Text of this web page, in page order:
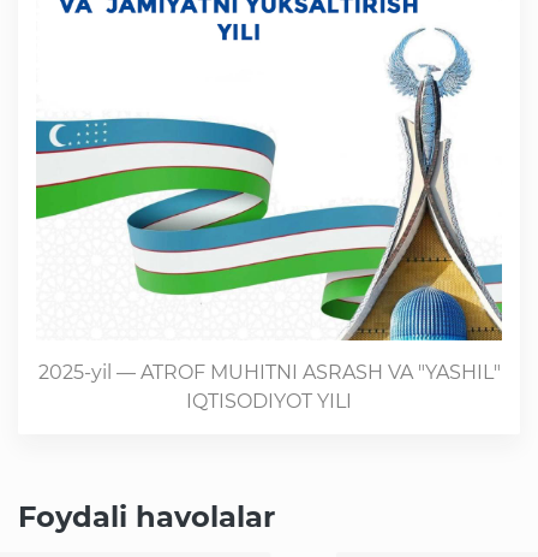
2025-yil — ATROF MUHITNI ASRASH VA "YASHIL"
IQTISODIYOT YILI
Foydali havolalar